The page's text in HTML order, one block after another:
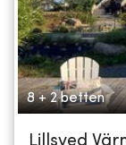
8 + 2 betten